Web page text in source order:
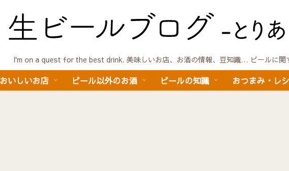
I'm on a quest for the best drink. 美味しいお店、お酒の情報、豆知識… ビールに関
おいしいお店 ビール以外のお酒 ビールの知識 おつまみ・レ